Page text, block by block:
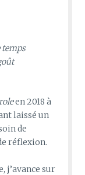
temps
en 2018 à
laissé un
de
réflexion.
j’avance sur